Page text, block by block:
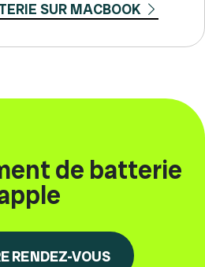
SUR MACBOOK
de batterie
RENDEZ-VOUS